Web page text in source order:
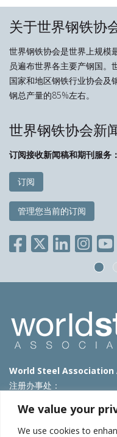
We value your
We use cookies to
关于世界钢铁协
世界钢铁协会是世界上规模
员遍布世界各主要产钢国。
国家和地区钢铁行业协会及
钢总产量的85%左右。
世界钢铁协会新
订阅接收新闻稿和期刊服务：
订阅
管理您当前的订阅
World Steel Association
注册办事处：
T: +32 2 702 89 00 – E: